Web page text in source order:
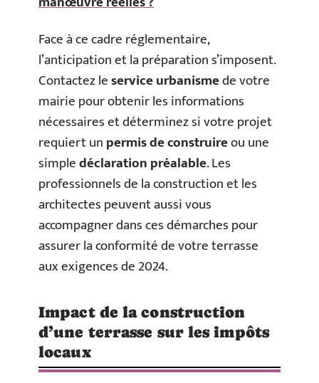
Face à ce cadre réglementaire,
l’anticipation et la préparation s’imposent.
Contactez leservice urbanismede votre
mairie pour obtenir les informations
nécessaires et déterminez si votre projet
requiert unpermis de construireou une
simpledéclaration préalable. Les
professionnels de la construction et les
architectes peuvent aussi vous
accompagner dans ces démarches pour
assurer la conformité de votre terrasse
aux exigences de 2024.
Impact de la construction
d’une terrasse sur les impôts
locaux